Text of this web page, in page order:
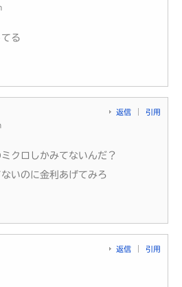
る
返信 引用
クロしかみてないんだ？
いのに金利あげてみろ
返信 引用